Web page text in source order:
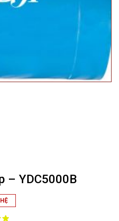
– YDC5000B